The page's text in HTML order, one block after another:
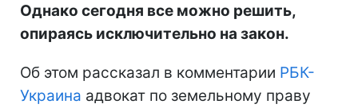
Однако сегодня все можно решить,
опираясь исключительно на закон.
Об этом рассказал в комментарии РБК-
Украина адвокат по земельному праву